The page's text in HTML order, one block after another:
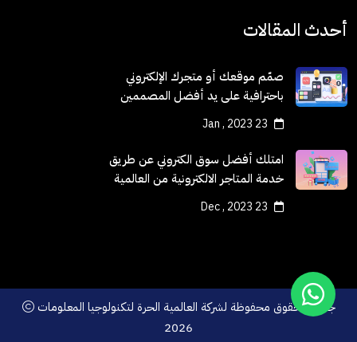
أحدث المقالات
صمّم موقعك أو متجرك الإلكتروني
باحترافية على يد أفضل المصممين
23 Jan , 2023
امتلك أفضل سوق الكتروني عن طريق
خدمة المتاجر الالكترونية من العالمية
الحرة
23 Dec , 2023
جميع الحقوق محفوظة لشركة العالمية الحرة لتكنولوجيا المعلومات
2026